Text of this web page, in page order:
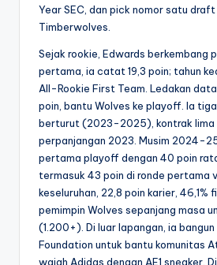
Year SEC, dan pick nomor satu
Timberwolves.
Sejak rookie, Edwards berkembang
pertama, ia catat 19,3 poin; tahun
All-Rookie First Team. Ledakan
poin, bantu Wolves ke playoff. Ia
berturut (2023-2025), kontrak lima
perpanjangan 2023. Musim 2024-
pertama playoff dengan 40 poin
termasuk 43 poin di ronde pertama
keseluruhan, 22,8 poin karier, 46,1%
pemimpin Wolves sepanjang masa
(1.200+). Di luar lapangan, ia bangun
Foundation untuk bantu komunitas
wajah Adidas dengan AE1 sneaker.